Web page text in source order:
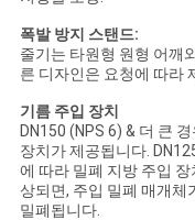
폭발 방지 스탠드:
줄기는 타원형 원형 어깨
른 디자인은 요청에 따라
기름 주입 장치
DN150 (NPS 6) & 더 큰
장치가 제공됩니다.
에 따라 밀폐 지방 주입
상되면, 주입 밀폐 매개체
밀폐됩니다.